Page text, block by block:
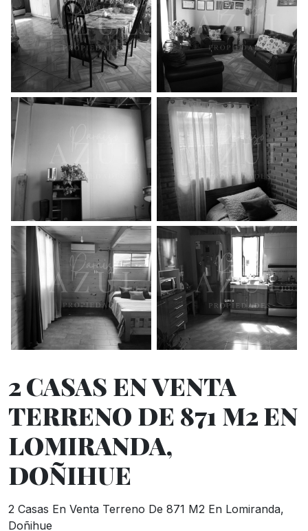
2 CASAS EN VENTA
TERRENO DE 871 M2 EN
LOMIRANDA,
DOÑIHUE
2 Casas En Venta Terreno De 871 M2 En Lomiranda,
Doñihue